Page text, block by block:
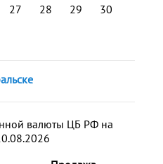
27 28 29
30
валюты ЦБ РФ на